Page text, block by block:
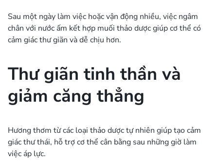
Sau một ngày làm việc hoặc vận động nhiều, việc ngâm
chân với nước ấm kết hợp muối thảo dược giúp cơ thể có
cảm giác thư giãn và dễ chịu hơn.
Thư giãn tinh thần và
giảm căng thẳng
Hương thơm từ các loại thảo dược tự nhiên giúp tạo cảm
giác thư thái, hỗ trợ cơ thể cân bằng sau những giờ làm
việc áp lực.